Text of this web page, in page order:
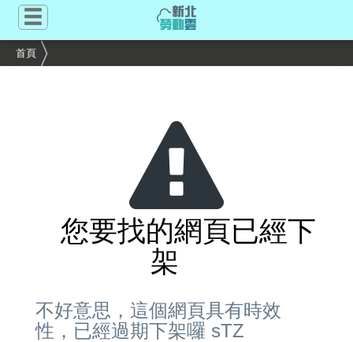
要
首頁
您要找的網頁已經下
架
不好意思，這個網頁具有時效
性，已經過期下架囉 sTZ